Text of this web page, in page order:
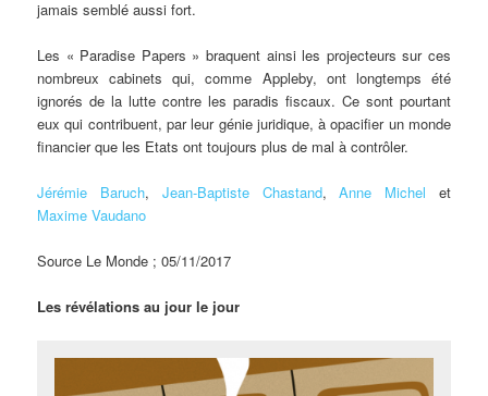
jamais semblé aussi fort.
Les « Paradise Papers » braquent ainsi les projecteurs sur ces
nombreux cabinets qui, comme Appleby, ont longtemps été
ignorés de la lutte contre les paradis fiscaux. Ce sont pourtant
eux qui contribuent, par leur génie juridique, à opacifier un monde
financier que les Etats ont toujours plus de mal à contrôler.
Jérémie Baruch, Jean-Baptiste Chastand,Anne Michel et
Maxime Vaudano
Source Le Monde ; 05/11/2017
Les révélations au jour le jour